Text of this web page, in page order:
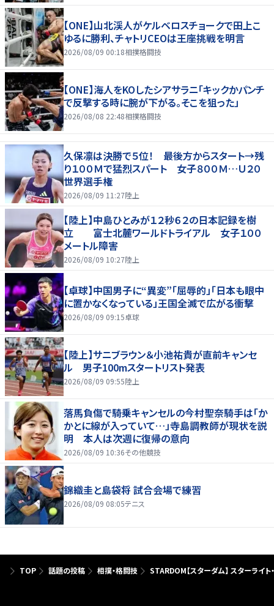
【ONE】山北渓人がケルベロスチョークで田上こ
ゆるに勝利、チャトリCEOは王座挑戦を明言
2026/08/09 00:18相撲格闘技
【ONE】海人をKOしたシアサラニ「キックかパンチ
で反撃する時に腕が下がる。そこを狙った」
2026/08/08 22:48相撲格闘技
久保凛は決勝で５位！ 最後方からスタート→残
り１００Ｍで猛烈スパート 女子８００Ｍ…Ｕ２０
世界選手権
2026/08/09 11:27陸上
【陸上】中島ひとみが１２秒６２の日本記録を樹
立 富士北麓ワールドトライアル 女子１００
メートル障害
2026/08/09 10:27陸上
【卓球】中国男子に“異変”「屈辱的」「日本も眼中
に置かなくなっている」王国全滅で広がる衝撃
2026/08/09 09:15卓球
【陸上】サニブラウン＆小池祐貴が直前キャンセ
ル 男子100mスタートリスト発表
2026/08/09 09:55陸上
落馬負傷で騎乗キャンセルの今村聖奈騎手は「か
かとに線が入っていて…」寺島調教師が現状を説
明 本人は次週に復帰の意向
2026/08/09 10:36その他競技
錦織圭と島袋将 試合会場で練習
2026/08/09 08:05テニス
TOP 話題の投稿 相撲・格闘技 STARDOM【スターダム】 スターライト